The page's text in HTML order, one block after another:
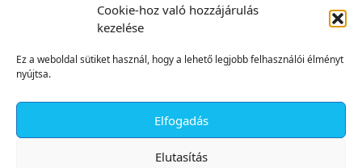
Cookie-hoz való hozzájárulás
kezelése
Ez a weboldal sütiket használ, hogy a lehető legjobb felhasználói élményt
nyújtsa.
Elfogadás
Elutasítás
✕